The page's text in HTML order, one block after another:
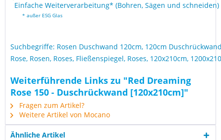
Einfache Weiterverarbeitung* (Bohren, Sägen und schneiden)
* außer ESG Glas
Suchbegriffe: Rosen Duschwand 120cm, 120cm
Rose, Rosen, Roses, Fließenspiegel, Roses, 120x210cm,
Weiterführende Links zu "Red Dreaming
Rose 150 - Duschrückwand [120x210cm]"
Fragen zum Artikel?
Weitere Artikel von Mocano
Ähnliche Artikel